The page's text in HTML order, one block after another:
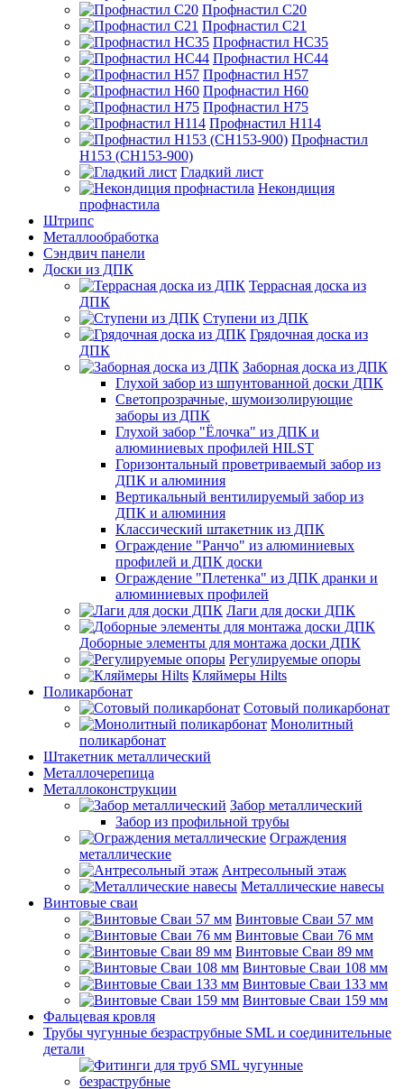
Профнастил С20
Профнастил С21
Профнастил НС35
Профнастил НС44
Профнастил Н57
Профнастил Н60
Профнастил Н75
Профнастил Н114
Профнастил
Н153 (СН153-900)
Гладкий лист
Некондиция
профнастила
Штрипс
Металлообработка
Сэндвич панели
Доски из ДПК
Террасная доска из
ДПК
Ступени из ДПК
Грядочная доска из
ДПК
Заборная доска из ДПК
Глухой забор из шпунтованной доски ДПК
Светопрозрачные, шумоизолирующие
заборы из ДПК
Глухой забор "Ёлочка" из ДПК и
алюминиевых профилей HILST
Горизонтальный проветриваемый забор из
ДПК и алюминия
Вертикальный вентилируемый забор из
ДПК и алюминия
Классический штакетник из ДПК
Ограждение "Ранчо" из алюминиевых
профилей и ДПК доски
Ограждение "Плетенка" из ДПК дранки и
алюминиевых профилей
Лаги для доски ДПК
Доборные элементы для монтажа доски ДПК
Регулируемые опоры
Кляймеры Hilts
Поликарбонат
Сотовый поликарбонат
Монолитный
поликарбонат
Штакетник металлический
Металлочерепица
Металлоконструкции
Забор металлический
Забор из профильной трубы
Ограждения
металлические
Антресольный этаж
Металлические навесы
Винтовые сваи
Винтовые Сваи 57 мм
Винтовые Сваи 76 мм
Винтовые Сваи 89 мм
Винтовые Сваи 108 мм
Винтовые Сваи 133 мм
Винтовые Сваи 159 мм
Фальцевая кровля
Трубы чугунные безраструбные SML и соединительные
детали